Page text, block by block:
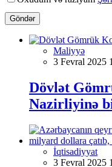
Göndər
Maliyyə
3 Fevral 2025
Dövlət
Nazirliyinə
İqtisadiyyat
3 Fevral 2025